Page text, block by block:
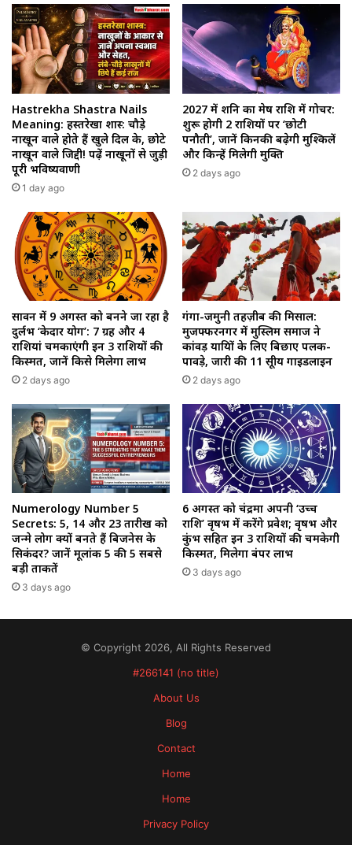
Hastrekha Shastra Nails
Meaning: हस्तरेखा शास्त्र: चौड़े
नाखून वाले होते हैं खुले दिल के, छोटे
नाखून वाले जिद्दी! पढ़ें नाखूनों से जुड़ी
पूरी भविष्यवाणी
1 day ago
2027 में शनि का मेष राशि में गोचर:
शुरू होगी 2 राशियों पर ‘छोटी
पनौती’, जानें किनकी बढ़ेगी मुश्किलें
और किन्हें मिलेगी मुक्ति
2 days ago
सावन में 9 अगस्त को बनने जा रहा है
दुर्लभ ‘केदार योग’: 7 ग्रह और 4
राशियां चमकाएंगी इन 3 राशियों की
किस्मत, जानें किसे मिलेगा लाभ
2 days ago
गंगा-जमुनी तहज़ीब की मिसाल:
मुजफ्फरनगर में मुस्लिम समाज ने
कांवड़ यात्रियों के लिए बिछाए पलक-
पावड़े, जारी की 11 सूत्रीय गाइडलाइन
2 days ago
Numerology Number 5
Secrets: 5, 14 और 23 तारीख को
जन्मे लोग क्यों बनते हैं बिजनेस के
सिकंदर? जानें मूलांक 5 की 5 सबसे
बड़ी ताकतें
3 days ago
6 अगस्त को चंद्रमा अपनी ‘उच्च
राशि’ वृषभ में करेंगे प्रवेश; वृषभ और
कुंभ सहित इन 3 राशियों की चमकेगी
किस्मत, मिलेगा बंपर लाभ
3 days ago
© Copyright 2026, All Rights Reserved
#266141 (no title)
About Us
Blog
Contact
Home
Home
Privacy Policy